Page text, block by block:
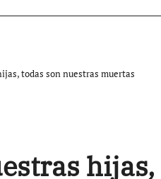
todas son nuestras muertas